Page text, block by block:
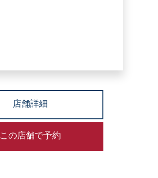
店舗詳細
この店舗で予約